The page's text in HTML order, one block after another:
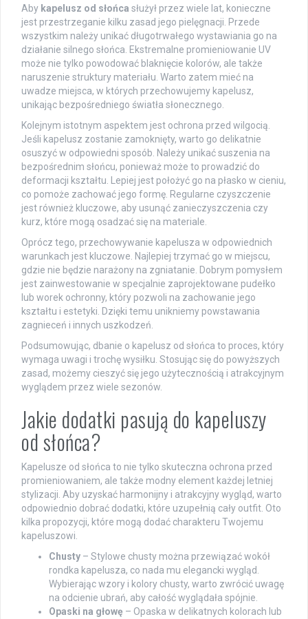
Aby kapelusz od słońca służył przez wiele lat, konieczne
jest przestrzeganie kilku zasad jego pielęgnacji. Przede
wszystkim należy unikać długotrwałego wystawiania go na
działanie silnego słońca. Ekstremalne promieniowanie UV
może nie tylko powodować blaknięcie kolorów, ale także
naruszenie struktury materiału. Warto zatem mieć na
uwadze miejsca, w których przechowujemy kapelusz,
unikając bezpośredniego światła słonecznego.
Kolejnym istotnym aspektem jest ochrona przed wilgocią.
Jeśli kapelusz zostanie zamoknięty, warto go delikatnie
osuszyć w odpowiedni sposób. Należy unikać suszenia na
bezpośrednim słońcu, ponieważ może to prowadzić do
deformacji kształtu. Lepiej jest położyć go na płasko w cieniu,
co pomoże zachować jego formę. Regularne czyszczenie
jest również kluczowe, aby usunąć zanieczyszczenia czy
kurz, które mogą osadzać się na materiale.
Oprócz tego, przechowywanie kapelusza w odpowiednich
warunkach jest kluczowe. Najlepiej trzymać go w miejscu,
gdzie nie będzie narażony na zgniatanie. Dobrym pomysłem
jest zainwestowanie w specjalnie zaprojektowane pudełko
lub worek ochronny, który pozwoli na zachowanie jego
kształtu i estetyki. Dzięki temu unikniemy powstawania
zagnieceń i innych uszkodzeń.
Podsumowując, dbanie o kapelusz od słońca to proces, który
wymaga uwagi i trochę wysiłku. Stosując się do powyższych
zasad, możemy cieszyć się jego użytecznością i atrakcyjnym
wyglądem przez wiele sezonów.
Jakie dodatki pasują do kapeluszy
od słońca?
Kapelusze od słońca to nie tylko skuteczna ochrona przed
promieniowaniem, ale także modny element każdej letniej
stylizacji. Aby uzyskać harmonijny i atrakcyjny wygląd, warto
odpowiednio dobrać dodatki, które uzupełnią cały outfit. Oto
kilka propozycji, które mogą dodać charakteru Twojemu
kapeluszowi.
Chusty – Stylowe chusty można przewiązać wokół
rondka kapelusza, co nada mu elegancki wygląd.
Wybierając wzory i kolory chusty, warto zwrócić uwagę
na odcienie ubrań, aby całość wyglądała spójnie.
Opaski na głowę – Opaska w delikatnych kolorach lub